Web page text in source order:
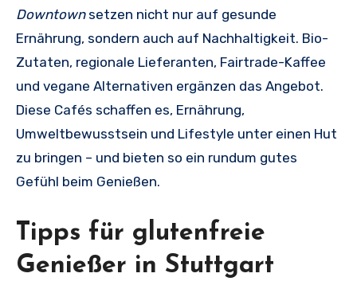
Downtownsetzen nicht nur auf gesunde
Ernährung, sondern auch auf Nachhaltigkeit. Bio-
Zutaten, regionale Lieferanten, Fairtrade-Kaffee
und vegane Alternativen ergänzen das Angebot.
Diese Cafés schaffen es, Ernährung,
Umweltbewusstsein und Lifestyle unter einen Hut
zu bringen – und bieten so ein rundum gutes
Gefühl beim Genießen.
Tipps für glutenfreie
Genießer in Stuttgart